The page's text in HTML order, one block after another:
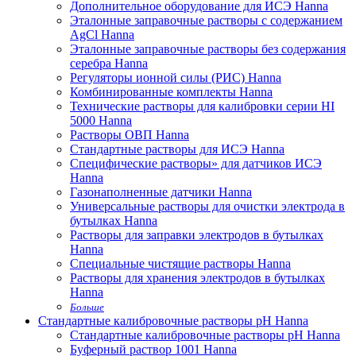
Дополнительное оборудование для ИСЭ Hanna
Эталонные заправочные растворы с содержанием
AgCl Hanna
Эталонные заправочные растворы без содержания
серебра Hanna
Регуляторы ионной силы (РИС) Hanna
Комбинированные комплекты Hanna
Технические растворы для калибровки серии HI
5000 Hanna
Растворы ОВП Hanna
Стандартные растворы для ИСЭ Hanna
Специфические растворы» для датчиков ИСЭ
Hanna
Газонаполненные датчики Hanna
Универсальные растворы для очистки электрода в
бутылках Hanna
Растворы для заправки электродов в бутылках
Hanna
Специальные чистящие растворы Hanna
Растворы для хранения электродов в бутылках
Hanna
Больше
Стандартные калибровочные растворы pH Hanna
Стандартные калибровочные растворы pH Hanna
Буферный раствор 1001 Hanna